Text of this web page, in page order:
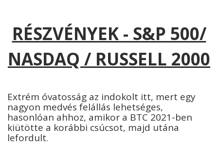
RÉSZVÉNYEK - S&P 500/
NASDAQ / RUSSELL 2000
Extrém óvatosság az indokolt itt, mert egy
nagyon medvés felállás lehetséges,
hasonlóan ahhoz, amikor a BTC 2021-ben
kiütötte a korábbi csúcsot, majd utána
lefordult.